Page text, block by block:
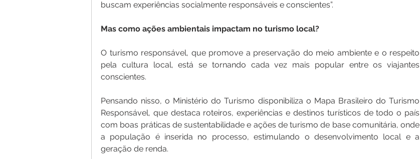
buscam experiências socialmente responsáveis e conscientes”.
Mas como ações ambientais impactam no turismo local?
O turismo responsável, que promove a preservação do meio ambiente e o respeito
pela cultura local, está se tornando cada vez mais popular entre os viajantes
conscientes.
Pensando nisso, o Ministério do Turismo disponibiliza o Mapa Brasileiro do Turismo
Responsável, que destaca roteiros, experiências e destinos turísticos de todo o país
com boas práticas de sustentabilidade e ações de turismo de base comunitária, onde
a população é inserida no processo, estimulando o desenvolvimento local e a
geração de renda.